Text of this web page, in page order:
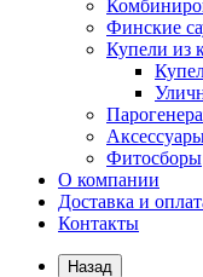
Финские
Купели из
Фитосборы
О компании
Доставка и
Контакты
Назад